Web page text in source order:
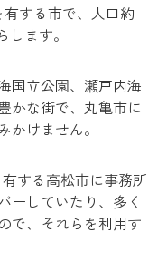
する市で、人口約
ます。
国立公園、瀬戸内海
かな街で、丸亀市に
かけません。
する高松市に事務所
ーしていたり、多く
で、それらを利用す